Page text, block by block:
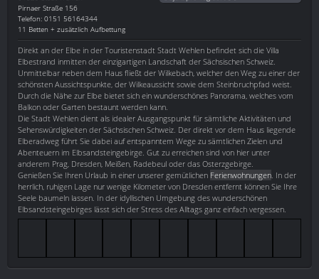
Pirnaer Straße 156
Telefon: 0151 56164344
11 Betten + zusätzlich Aufbettung
Direkt an der Elbe in der Touristenstadt Stadt Wehlen befindet sich die Villa
Elbestrand inmitten der einzigartigen Landschaft der Sächsischen Schweiz.
Unmittelbar neben dem Haus fließt der Wilkebach, welcher den Weg zu einer der
schönsten Aussichtspunkte, der Wilkeaussicht sowie dem Steinbruchpfad weist.
Durch die Nähe zur Elbe bietet sich ein wunderschönes Panorama, welches vom
Balkon oder Garten bestaunt werden kann.
Die Stadt Wehlen dient als idealer Ausgangspunkt für sämtliche Aktivitäten und
Sehenswürdigkeiten der Sächsischen Schweiz. Der direkt vor dem Haus liegende
Elberadweg führt Sie dabei auf entspanntem Wege zu sämtlichen Zielen und
Abenteuern im Elbsandsteingebirge. Gut zu erreichen sind von hier unter
anderem Prag, Dresden, Meißen, Radebeul oder das Osterzgebirge.
Genießen Sie Ihren Urlaub in einer unserer gemütlichen Ferienwohnungen . In der
herrlich, ruhigen Lage nur wenige Kilometer von Dresden entfernt können Sie Ihre
Seele baumeln lassen. In der idyllischen Umgebung des wunderschönen
Elbsandsteingebirges lässt sich der Stress des Alltags ganz einfach vergessen.